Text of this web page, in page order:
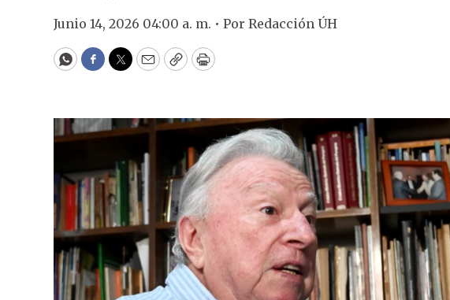
Junio 14, 2026 04:00 a. m. • Por Redacción ÚH
WhatsApp
Facebook
Twitter
EmailCopyPrint